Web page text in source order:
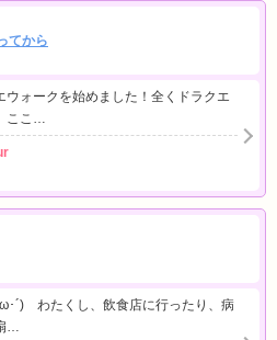
てから
ウォークを始めました！全くドラクエ
ここ…
´)ゞわたくし、飲食店に行ったり、病
…